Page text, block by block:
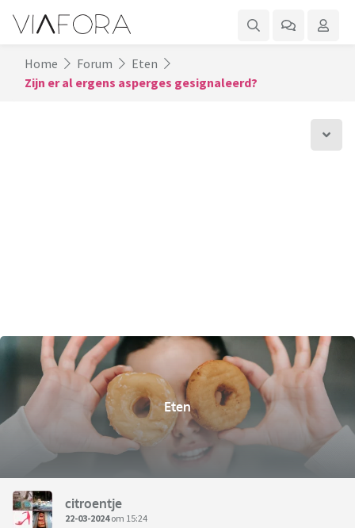
Home Forum
Eten
Zijn er al ergens asperges gesignaleerd?
Eten
citroentje
22-03-2024om 15:24